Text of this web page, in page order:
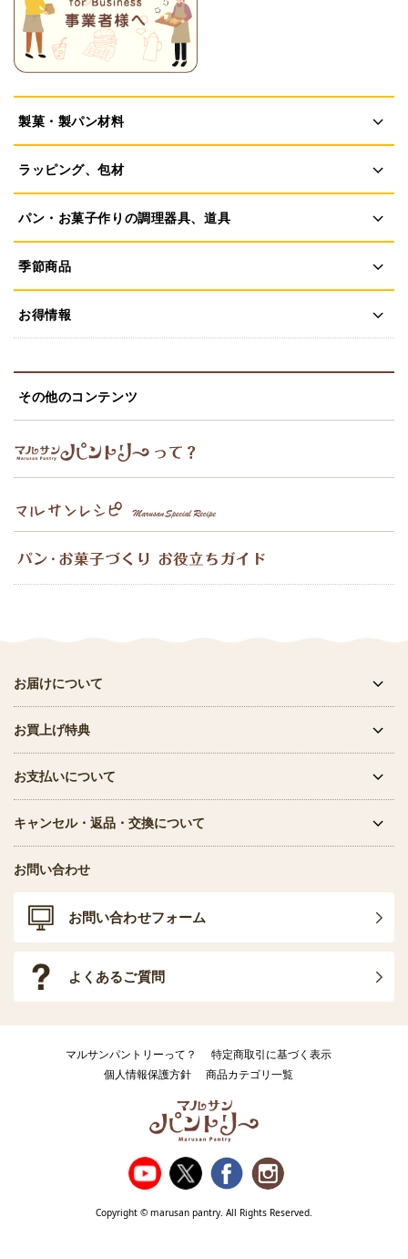
製菓・製パン材料
ラッピング、包材
パン・お菓子作りの調理器具、道具
季節商品
お得情報
その他のコンテンツ
お届けについて
お買上げ特典
お支払いについて
キャンセル・返品・交換について
お問い合わせ
お問い合わせフォーム
よくあるご質問
マルサンパントリーって？
特定商取引に基づく表示
個人情報保護方針
商品カテゴリ一覧
Copyright © marusan pantry. All Rights Reserved.